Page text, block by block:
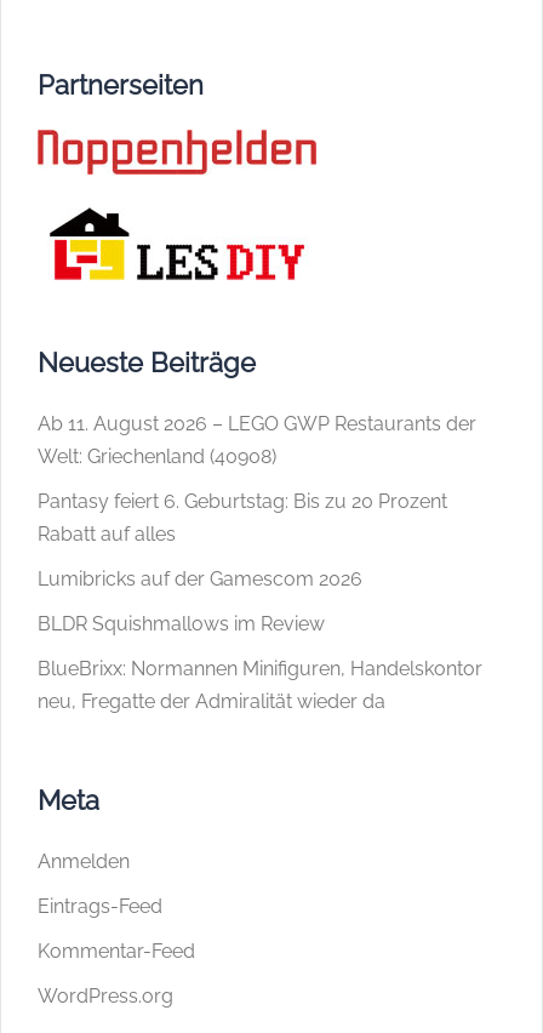
Partnerseiten
Neueste Beiträge
Ab 11. August 2026 – LEGO GWP Restaurants der
Welt: Griechenland (40908)
Pantasy feiert 6. Geburtstag: Bis zu 20 Prozent
Rabatt auf alles
Lumibricks auf der Gamescom 2026
BLDR Squishmallows im Review
BlueBrixx: Normannen Minifiguren, Handelskontor
neu, Fregatte der Admiralität wieder da
Meta
Anmelden
Eintrags-Feed
Kommentar-Feed
WordPress.org